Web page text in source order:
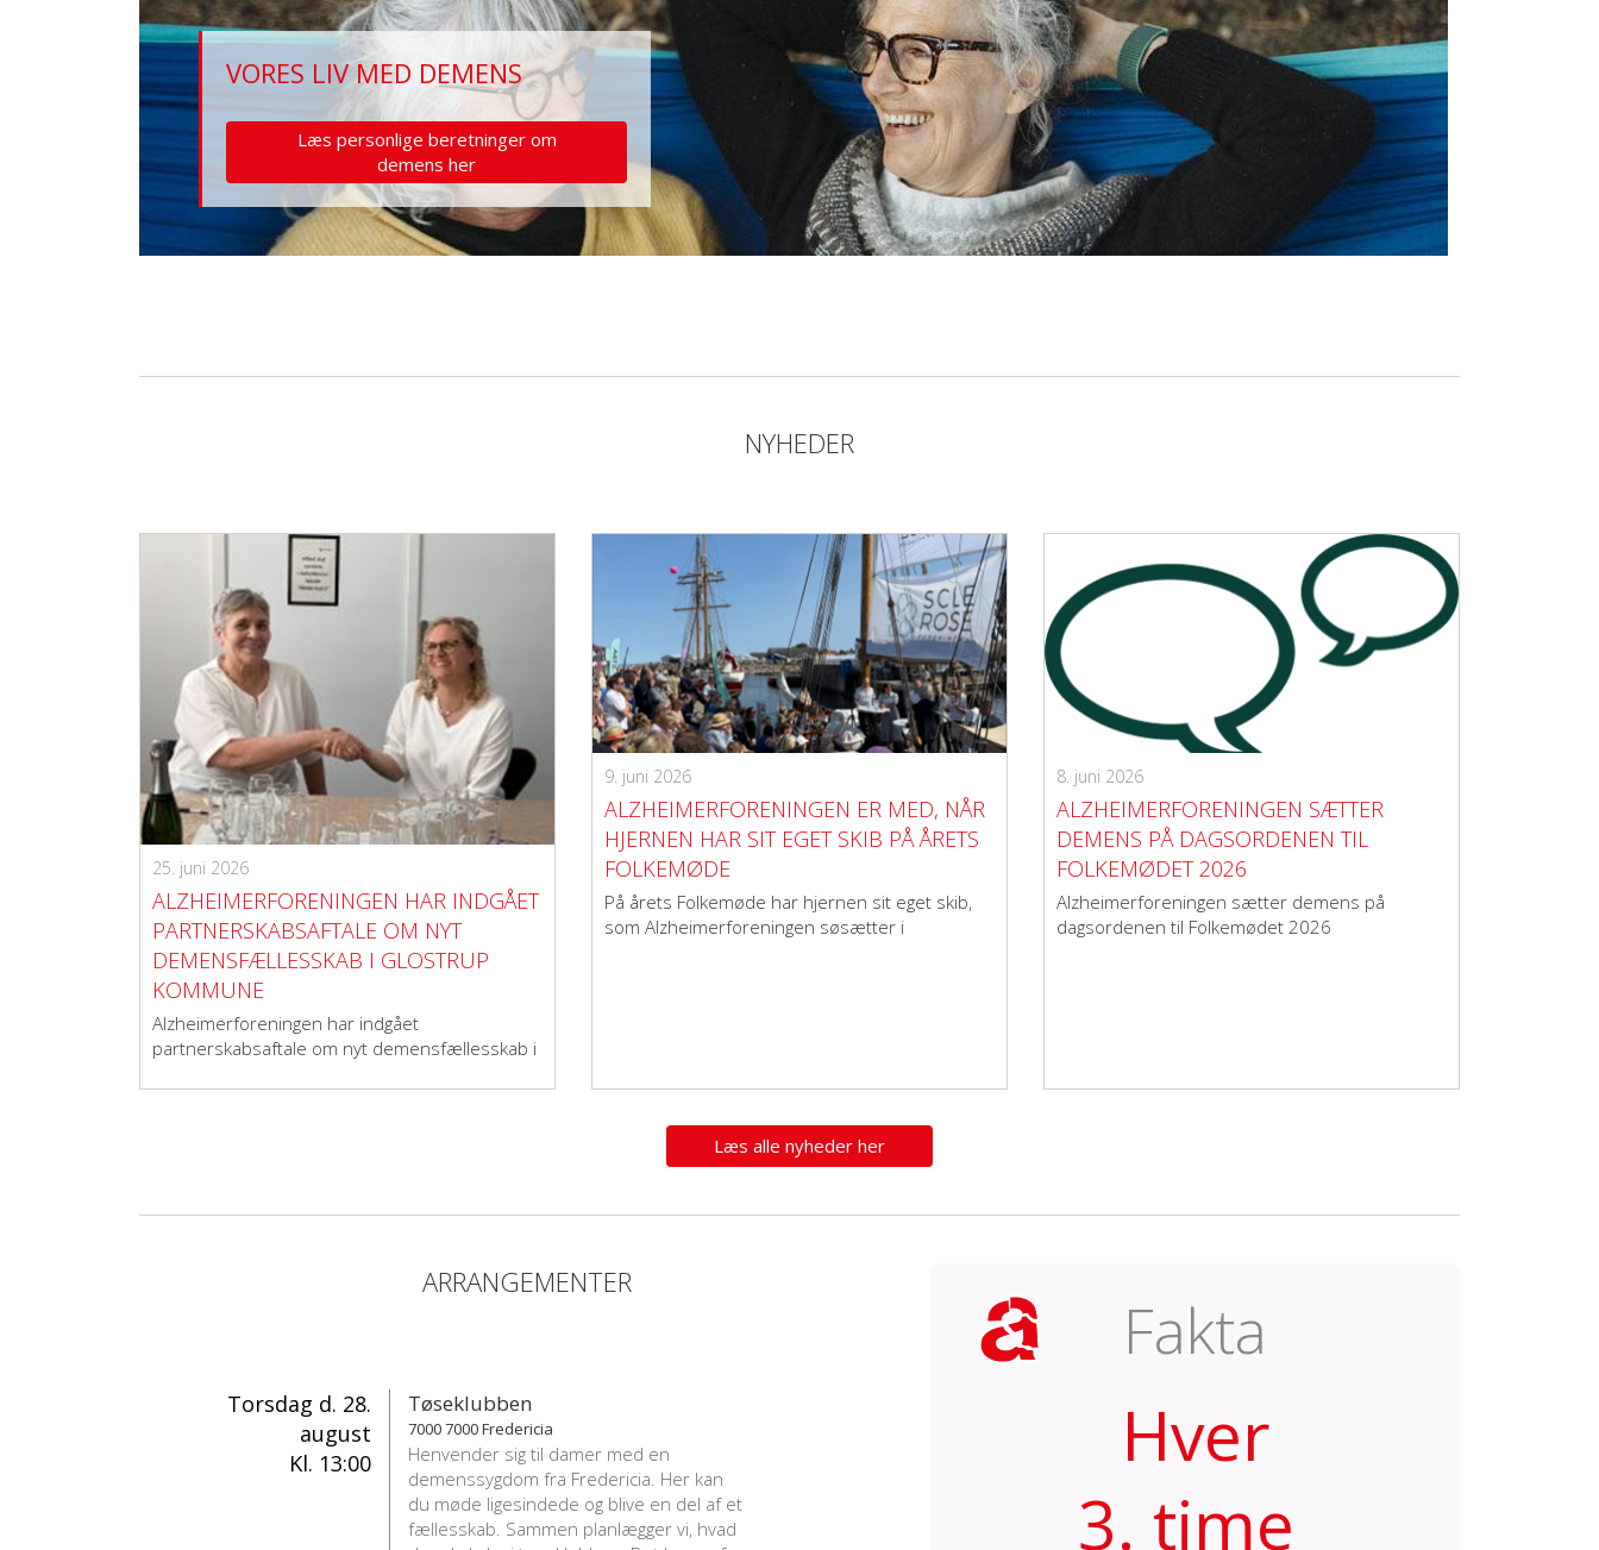
VORES LIV MED DEMENS
Læs personlige beretninger om
demens her
NYHEDER
25. juni 2026
ALZHEIMERFORENINGEN HAR INDGÅET
PARTNERSKABSAFTALE OM NYT
DEMENSFÆLLESSKAB I GLOSTRUP
KOMMUNE
Alzheimerforeningen har indgået
partnerskabsaftale om nyt demensfællesskab i
9. juni 2026
ALZHEIMERFORENINGEN ER MED, NÅR
HJERNEN HAR SIT EGET SKIB PÅ ÅRETS
FOLKEMØDE
På årets Folkemøde har hjernen sit eget skib,
som Alzheimerforeningen søsætter i
8. juni 2026
ALZHEIMERFORENINGEN SÆTTER
DEMENS PÅ DAGSORDENEN TIL
FOLKEMØDET 2026
Alzheimerforeningen sætter demens på
dagsordenen til Folkemødet 2026
Læs alle nyheder her
ARRANGEMENTER
Torsdag d. 28.
august
Kl. 13:00
Tøseklubben
7000 7000 Fredericia
Henvender sig til damer med en
demenssygdom fra Fredericia. Her kan
du møde ligesindede og blive en del af et
fællesskab. Sammen planlægger vi, hvad
Fakta
Hver
3. time